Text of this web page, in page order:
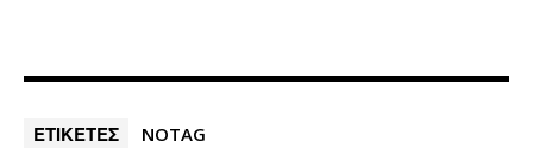
ΕΤΙΚΕΤΕΣ NOTAG